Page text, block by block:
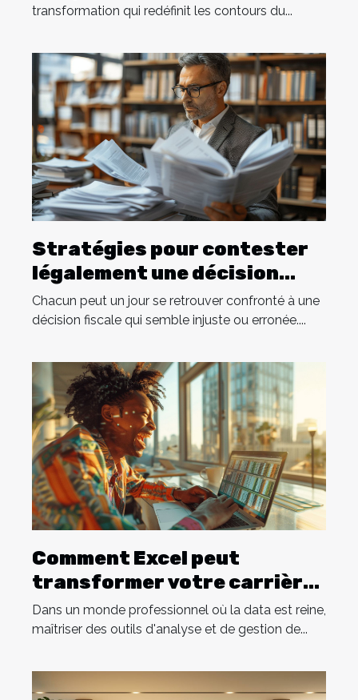
transformation qui redéfinit les contours du...
Stratégies pour contester
légalement une décision
fiscale défavorable
Chacun peut un jour se retrouver confronté à une
décision fiscale qui semble injuste ou erronée....
Comment Excel peut
transformer votre carrière :
un guide complet
Dans un monde professionnel où la data est reine,
maîtriser des outils d'analyse et de gestion de...